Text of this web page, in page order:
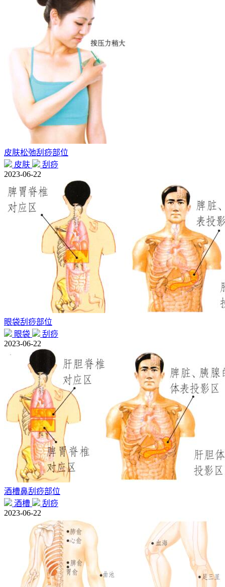
皮肤松弛刮痧部位
皮肤
刮痧
2023-06-22
眼袋刮痧部位
眼袋
刮痧
2023-06-22
酒槽鼻刮痧部位
酒槽
刮痧
2023-06-22